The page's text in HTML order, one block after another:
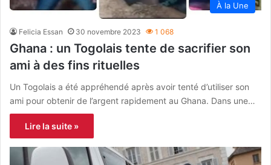
À la Une
Felicia Essan 30 novembre 2023 1 068
Ghana : un Togolais tente de sacrifier son
ami à des fins rituelles
Un Togolais a été appréhendé après avoir tenté d’utiliser son
ami pour obtenir de l’argent rapidement au Ghana. Dans une…
Lire la suite »